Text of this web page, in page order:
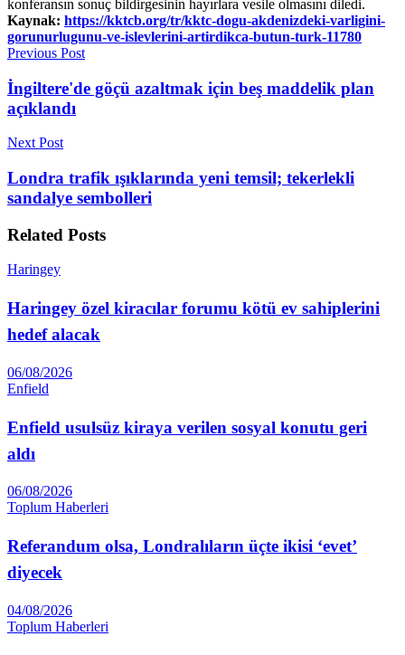
konferansın sonuç bildirgesinin hayırlara vesile olmasını diledi.
Kaynak: https://kktcb.org/tr/kktc-dogu-akdenizdeki-varligini-
gorunurlugunu-ve-islevlerini-artirdikca-butun-turk-11780
Previous Post
İngiltere'de göçü azaltmak için beş maddelik plan
açıklandı
Next Post
Londra trafik ışıklarında yeni temsil; tekerlekli
sandalye sembolleri
Related Posts
Haringey
Haringey özel kiracılar forumu kötü ev sahiplerini
hedef alacak
06/08/2026
Enfield
Enfield usulsüz kiraya verilen sosyal konutu geri
aldı
06/08/2026
Toplum Haberleri
Referandum olsa, Londralıların üçte ikisi ‘evet’
diyecek
04/08/2026
Toplum Haberleri